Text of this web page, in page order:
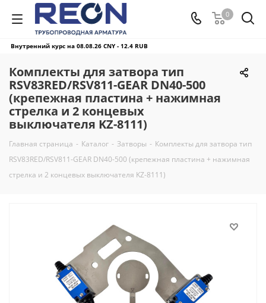
0
Внутренний курс на 08.08.26 CNY - 12.4 RUB
Комплекты для затвора тип
RSV83RED/RSV811-GEAR DN40-500
(крепежная пластина + нажимная
стрелка и 2 концевых
выключателя KZ-8111)
Главная страница - Каталог - Затворы - Комплекты для затвора тип
RSV83RED/RSV811-GEAR DN40-500 (крепежная пластина + нажимная
стрелка и 2 концевых выключателя KZ-8111)